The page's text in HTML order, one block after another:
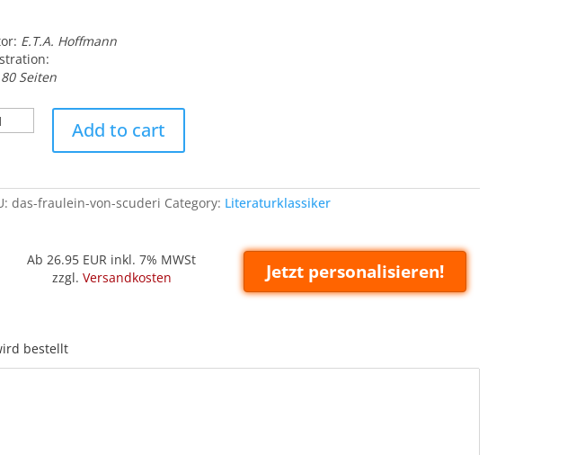
E.T.A. Hoffmann
80 Seiten
Add to cart
das-fraulein-von-scuderi Category: Literaturklassiker
Ab 26.95 EUR inkl. 7% MWSt
zzgl. Versandkosten Jetzt personalisieren!
bestellt